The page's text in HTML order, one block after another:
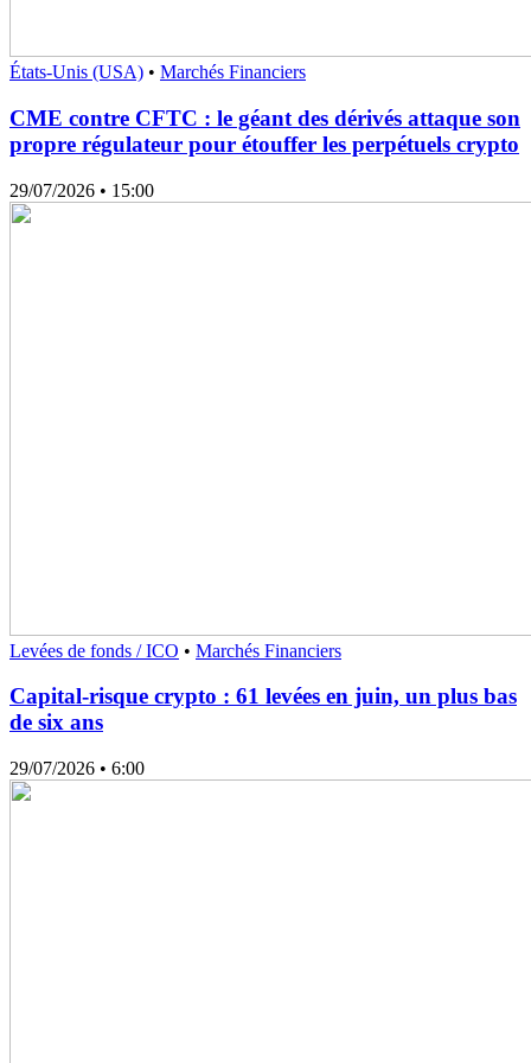
États-Unis (USA) • Marchés Financiers
CME contre CFTC : le géant des dérivés attaque son
propre régulateur pour étouffer les perpétuels crypto
29/07/2026 • 15:00
Levées de fonds / ICO • Marchés Financiers
Capital-risque crypto : 61 levées en juin, un plus bas
de six ans
29/07/2026 • 6:00